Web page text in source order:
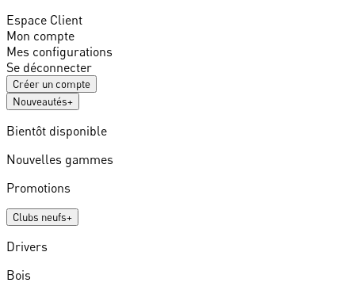
Espace Client
Mon compte
Mes configurations
Se déconnecter
Créer un compte
Nouveautés+
Bientôt disponible
Nouvelles gammes
Promotions
Clubs neufs+
Drivers
Bois